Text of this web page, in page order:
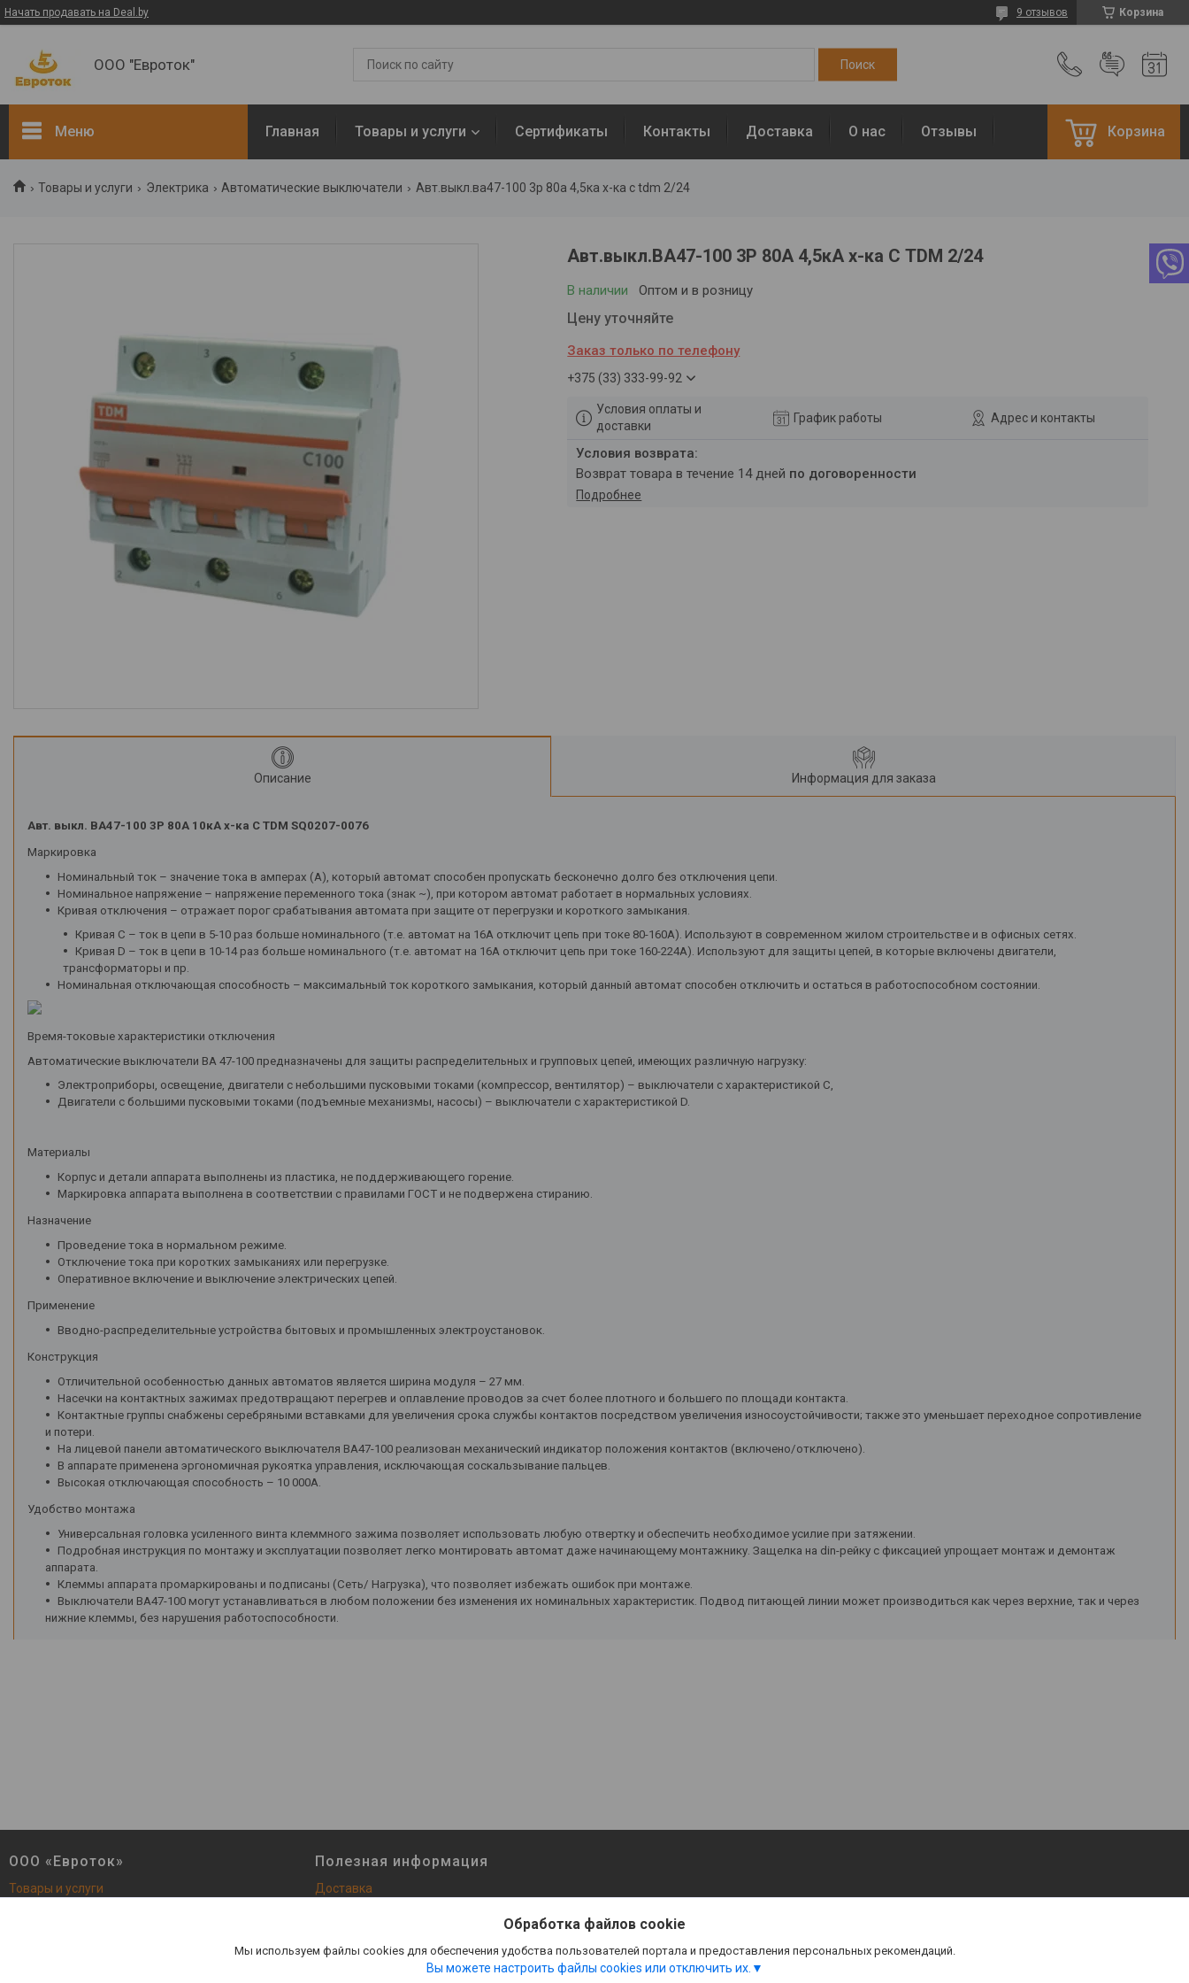
Начать продавать на Deal.by Корзина
9 отзывов
ООО "Евроток"
Меню
РАБОТЫ
Диэлектрический
Электрика
Светильники и
комплектующие
Элементы питания
Главная Товары и услуги Сертификаты Контакты Доставка О нас Отзывы Корзина
Товары и услуги Электрика Автоматические выключатели Авт.выкл.ва47-100 3р 80а 4,5ка х-ка с tdm 2/24
Авт.выкл.ВА47-100 3Р 80А 4,5кА х-ка С TDM 2/24
В наличии Оптом и в розницу
Цену уточняйте
Заказ только по телефону
+375 (33) 333-99-92
Условия оплаты и
доставки
График работы Адрес и контакты
возврат товара в течение 14 дней по договоренности
Подробнее
Описание Информация для заказа
Авт. выкл. ВА47-100 3Р 80А 10кА х-ка С TDM SQ0207-0076
Маркировка
Номинальный ток – значение тока в амперах (А), который автомат способен пропускать бесконечно долго без отключения цепи.
Номинальное напряжение – напряжение переменного тока (знак ~), при котором автомат работает в нормальных условиях.
Кривая отключения – отражает порог срабатывания автомата при защите от перегрузки и короткого замыкания.
Кривая С – ток в цепи в 5-10 раз больше номинального (т.е. автомат на 16А отключит цепь при токе 80-160А). Используют в современном жилом строительстве и в офисных сетях.
Кривая D – ток в цепи в 10-14 раз больше номинального (т.е. автомат на 16А отключит цепь при токе 160-224А). Используют для защиты цепей, в которые включены двигатели,
трансформаторы и пр.
Номинальная отключающая способность – максимальный ток короткого замыкания, который данный автомат способен отключить и остаться в работоспособном состоянии.
Время-токовые характеристики отключения
Автоматические выключатели ВА 47-100 предназначены для защиты распределительных и групповых цепей, имеющих различную нагрузку:
Электроприборы, освещение, двигатели с небольшими пусковыми токами (компрессор, вентилятор) – выключатели с характеристикой C,
Двигатели с большими пусковыми токами (подъемные механизмы, насосы) – выключатели с характеристикой D.
Материалы
Корпус и детали аппарата выполнены из пластика, не поддерживающего горение.
Маркировка аппарата выполнена в соответствии с правилами ГОСТ и не подвержена стиранию.
Назначение
Проведение тока в нормальном режиме.
Отключение тока при коротких замыканиях или перегрузке.
Оперативное включение и выключение электрических цепей.
Применение
Вводно-распределительные устройства бытовых и промышленных электроустановок.
Конструкция
Отличительной особенностью данных автоматов является ширина модуля – 27 мм.
Насечки на контактных зажимах предотвращают перегрев и оплавление проводов за счет более плотного и большего по площади контакта.
Контактные группы снабжены серебряными вставками для увеличения срока службы контактов посредством увеличения износоустойчивости; также это уменьшает переходное сопротивление
и потери.
На лицевой панели автоматического выключателя ВА47-100 реализован механический индикатор положения контактов (включено/отключено).
В аппарате применена эргономичная рукоятка управления, исключающая соскальзывание пальцев.
Высокая отключающая способность – 10 000А.
Удобство монтажа
Универсальная головка усиленного винта клеммного зажима позволяет использовать любую отвертку и обеспечить необходимое усилие при затяжении.
Подробная инструкция по монтажу и эксплуатации позволяет легко монтировать автомат даже начинающему монтажнику. Защелка на din-рейку с фиксацией упрощает монтаж и демонтаж
аппарата.
Клеммы аппарата промаркированы и подписаны (Сеть/ Нагрузка), что позволяет избежать ошибок при монтаже.
Выключатели ВА47-100 могут устанавливаться в любом положении без изменения их номинальных характеристик. Подвод питающей линии может производиться как через верхние, так и через
нижние клеммы, без нарушения работоспособности.
ООО «Евроток»
Товары и услуги
Полезная информация
Доставка
Обработка файлов cookie
Мы используем файлы cookies для обеспечения удобства пользователей портала и предоставления персональных рекомендаций.
Вы можете настроить файлы cookies или отключить их.